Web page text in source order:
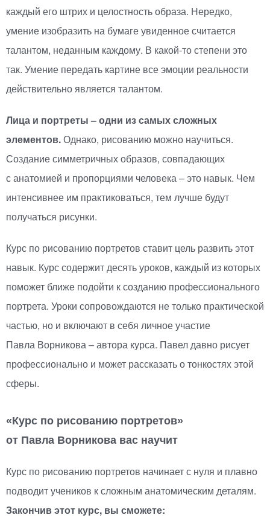
каждый его штрих и целостность образа. Нередко,
умение изобразить на бумаге увиденное считается
талантом, неданным каждому. В какой-тостепени это
так. Умение передать картине все эмоции реальности
действительно является талантом.
Лица и портреты – одни из самых сложных
элементов.Однако, рисованию можно научиться.
Создание симметричных образов, совпадающих
с анатомией и пропорциями человека – это навык. Чем
интенсивнее им практиковаться, тем лучше будут
получаться рисунки.
Курс по рисованию портретов ставит цель развить этот
навык. Курс содержит десять уроков, каждый из которых
поможет ближе подойти к созданию профессионального
портрета. Уроки сопровождаются не только практической
частью, но и включают в себя личное участие
Павла Ворникова – автора курса. Павел давно рисует
профессионально и может рассказать о тонкостях этой
сферы.
«Курс по рисованию портретов»
от Павла Ворникова вас научит
Курс по рисованию портретов начинает с нуля и плавно
подводит учеников к сложным анатомическим деталям.
Закончив этот курс, вы сможете: